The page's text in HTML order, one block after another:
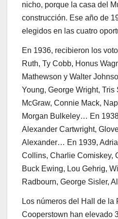
nicho, porque la casa del
construcción. Ese año de
elegidos en las cuatro
En 1936, recibieron los
Ruth, Ty Cobb, Honus
Mathewson y Walter
Young, George Wright, Tris
McGraw, Connie Mack,
Morgan Bulkeley… En
Alexander Cartwright,
Alexander… En 1939,
Collins, Charlie Comiskey,
Buck Ewing, Lou Gehrig,
Radbourn, George Sisler,
Los números del Hall de la
Cooperstown han elevado